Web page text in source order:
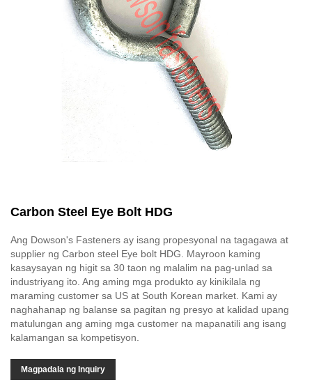
Carbon Steel Eye Bolt HDG
Ang Dowson's Fasteners ay isang propesyonal na tagagawa at
supplier ng Carbon steel Eye bolt HDG. Mayroon kaming
kasaysayan ng higit sa 30 taon ng malalim na pag-unlad sa
industriyang ito. Ang aming mga produkto ay kinikilala ng
maraming customer sa US at South Korean market. Kami ay
naghahanap ng balanse sa pagitan ng presyo at kalidad upang
matulungan ang aming mga customer na mapanatili ang isang
kalamangan sa kompetisyon.
Magpadala ng Inquiry